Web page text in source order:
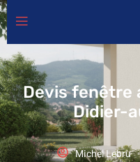
Devis fenêtre
Didier-
Michel Lebru